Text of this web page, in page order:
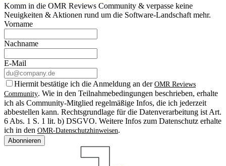
Komm in die OMR Reviews Community & verpasse keine
Neuigkeiten & Aktionen rund um die Software-Landschaft mehr.
Vorname
Nachname
E-Mail
Hiermit bestätige ich die Anmeldung an der OMR Reviews
Community. Wie in den Teilnahmebedingungen beschrieben, erhalte
ich als Community-Mitglied regelmäßige Infos, die ich jederzeit
abbestellen kann. Rechtsgrundlage für die Datenverarbeitung ist Art.
6 Abs. 1 S. 1 lit. b) DSGVO. Weitere Infos zum Datenschutz erhalte
ich in den OMR-Datenschutzhinweisen.
Abonnieren